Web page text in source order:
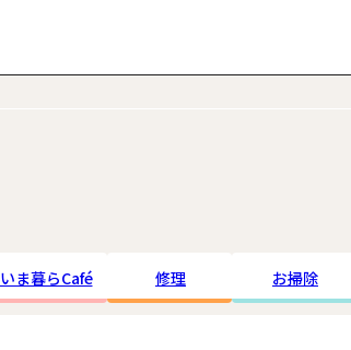
いま暮らCafé 修理 お掃除